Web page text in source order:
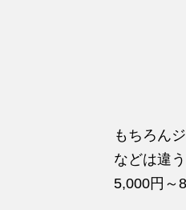
もちろん
などは違
5,000円～